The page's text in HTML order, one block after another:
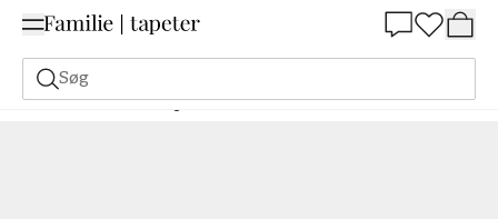
Søg
Malerfarve Bestilling Udfra NCS Bestil efter NCS 5030-B50G